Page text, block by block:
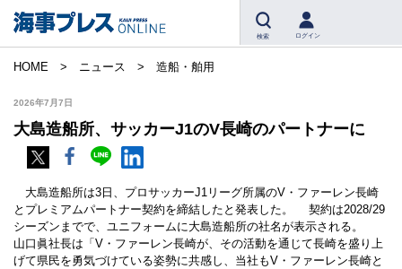
検索 ログイン
HOME ニュース 造船・舶用
2026年7月7日
大島造船所、サッカーJ1のV長崎のパートナーに
大島造船所は3日、プロサッカーJ1リーグ所属のV・ファーレン長崎
とプレミアムパートナー契約を締結したと発表した。 契約は2028/29
シーズンまでで、ユニフォームに大島造船所の社名が表示される。
山口眞社長は「V・ファーレン長崎が、その活動を通じて長崎を盛り上
げて県民を勇気づけている姿勢に共感し、当社もV・ファーレン長崎と